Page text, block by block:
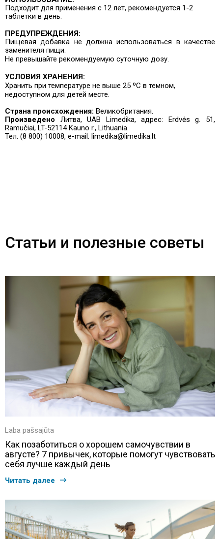
Подходит для применения с 12 лет, рекомендуется 1-2
таблетки в день.
ПРЕДУПРЕЖДЕНИЯ:
Пищевая добавка не должна использоваться в качестве
заменителя пищи.
Не превышайте рекомендуемую суточную дозу.
УСЛОВИЯ ХРАНЕНИЯ:
Хранить при температуре не выше 25 ºC в темном,
недоступном для детей месте.
Страна происхождения: Великобритания.
Произведено Литва, UAB Limedika, адрес: Erdvės g. 51,
Ramučiai, LT-52114 Kauno r., Lithuania.
Тел. (8 800) 10008, e-mail: limedika@limedika.lt
Статьи и полезные советы
Laba pašsajūta
Как позаботиться о хорошем самочувствии в
августе? 7 привычек, которые помогут чувствовать
себя лучше каждый день
Читать далее